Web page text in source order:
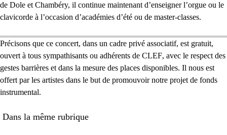
de Dole et Chambéry, il continue maintenant d’enseigner l’orgue ou le
clavicorde à l’occasion d’académies d’été ou de master-classes.
Précisons que ce concert, dans un cadre privé associatif, est gratuit,
ouvert à tous sympathisants ou adhérents de CLEF, avec le respect des
gestes barrières et dans la mesure des places disponibles. Il nous est
offert par les artistes dans le but de promouvoir notre projet de fonds
instrumental.
Dans la même rubrique